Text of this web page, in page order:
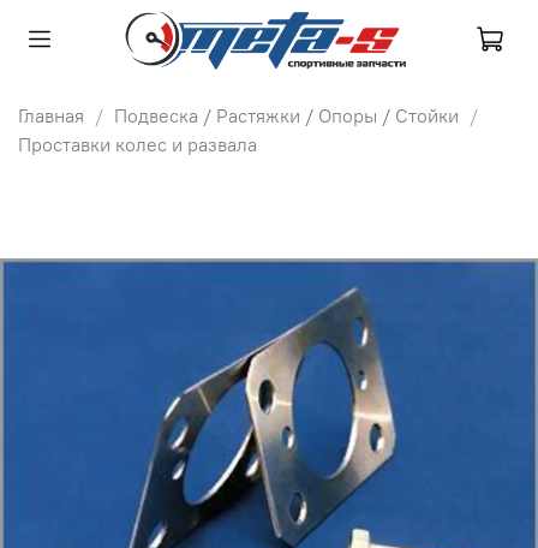
Главная
Подвеска / Растяжки / Опоры / Стойки
Проставки колес и развала